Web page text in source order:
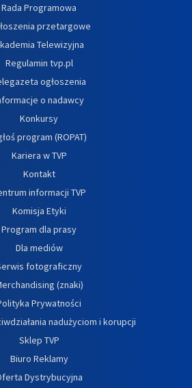
Rada Programowa
przetargowe
Telewizyjna
Regulamin tvp.pl
ogłoszenia
o nadawcy
Konkursy
program (ROPAT)
Kariera w TVP
Kontakt
informacji TVP
Komisja Etyki
Program dla prasy
Dla mediów
fotograficzny
(znaki)
Prywatności
nadużyciom i korupcji
Sklep TVP
Biuro Reklamy
Dystrybucyjna